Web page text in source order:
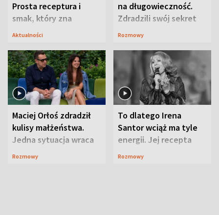
Prosta receptura i
smak, który zna
Lubelszczyzna
Aktualności
na długowieczność.
Zdradzili swój sekret
Rozmowy
Maciej Orłoś zdradził
kulisy małżeństwa.
Jedna sytuacja wraca
jak bumerang
Rozmowy
To dlatego Irena
Santor wciąż ma tyle
energii. Jej recepta
jest zaskakująco
Rozmowy